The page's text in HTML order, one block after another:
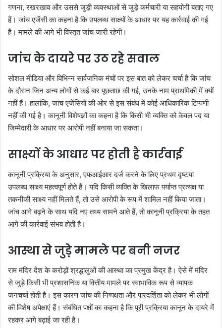
गणना, रखरखाव और उससे जुड़ी व्यवस्थाओं से जुड़े कर्मचारी या सहयोगी बताए गए
हैं। जांच एजेंसी का कहना है कि उपलब्ध साक्ष्यों के आधार पर यह कार्रवाई की गई
है। मामले की आगे भी विस्तृत जांच जारी रहेगी।
जांच के दायरे पर उठ रहे सवाल
सोशल मीडिया और विभिन्न सार्वजनिक मंचों पर इस बात को लेकर चर्चा है कि जांच
के दौरान जिन अन्य लोगों से कई बार पूछताछ की गई, उनके नाम प्राथमिकी में क्यों
नहीं हैं। हालांकि, जांच एजेंसियों की ओर से इस संबंध में कोई आधिकारिक टिप्पणी
नहीं की गई है। कानूनी विशेषज्ञों का कहना है कि किसी भी व्यक्ति को केवल पद या
जिम्मेदारी के आधार पर आरोपी नहीं बनाया जा सकता।
साक्ष्यों के आधार पर होती है कार्रवाई
कानूनी प्रक्रिया के अनुसार, एफआईआर दर्ज करने के लिए प्रथम दृष्टया
उपलब्ध साक्ष्य महत्वपूर्ण होते हैं। यदि किसी व्यक्ति के खिलाफ पर्याप्त प्रत्यक्ष या
तकनीकी साक्ष्य नहीं मिलते हैं, तो उसे आरोपी के रूप में शामिल नहीं किया जाता।
जांच आगे बढ़ने के साथ यदि नए तथ्य सामने आते हैं, तो कानूनी प्रक्रिया के तहत
आगे की कार्रवाई संभव होती है।
आस्था से जुड़े मामले पर बनी नजर
राम मंदिर देश के करोड़ों श्रद्धालुओं की आस्था का प्रमुख केंद्र है। ऐसे में मंदिर
से जुड़े किसी भी प्रशासनिक या वित्तीय मामले पर स्वाभाविक रूप से व्यापक
जनचर्चा होती है। इस कारण जांच की निष्पक्षता और पारदर्शिता को लेकर भी लोगों
की विशेष अपेक्षाएं हैं। संबंधित पक्षों का कहना है कि पूरी प्रक्रिया कानून के दायरे में
रहकर आगे बढ़ाई जा रही है।